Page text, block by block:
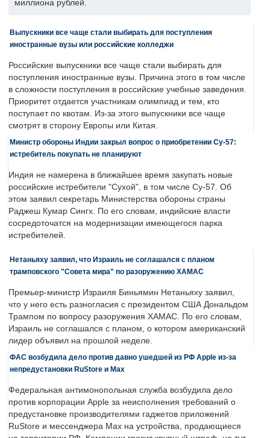
миллиона рублей.
Выпускники все чаще стали выбирать для поступления
иностранные вузы или российские колледжи
Российские выпускники все чаще стали выбирать для
поступления иностранные вузы. Причина этого в том числе
в сложности поступления в российские учебные заведения.
Приоритет отдается участникам олимпиад и тем, кто
поступает по квотам. Из-за этого выпускники все чаще
смотрят в сторону Европы или Китая.
Министр обороны Индии закрыл вопрос о приобретении Су-57:
истребитель покупать не планируют
Индия не намерена в ближайшее время закупать новые
российские истребители "Сухой", в том числе Су-57. Об
этом заявил секретарь Министерства обороны страны
Раджеш Кумар Сингх. По его словам, индийские власти
сосредоточатся на модернизации имеющегося парка
истребителей.
Нетаньяху заявил, что Израиль не соглашался с планом
трамповского "Совета мира" по разоружению ХАМАС
Премьер-министр Израиля Биньямин Нетаньяху заявил,
что у него есть разногласия с президентом США Дональдом
Трампом по вопросу разоружения ХАМАС. По его словам,
Израиль не соглашался с планом, о котором американский
лидер объявил на прошлой неделе.
ФАС возбудила дело против давно ушедшей из РФ Apple из-за
непредустановки RuStore и Max
Федеральная антимонопольная служба возбудила дело
против корпорации Apple за неисполнения требований о
предустановке производителями гаджетов приложений
RuStore и мессенджера Max на устройства, продающиеся